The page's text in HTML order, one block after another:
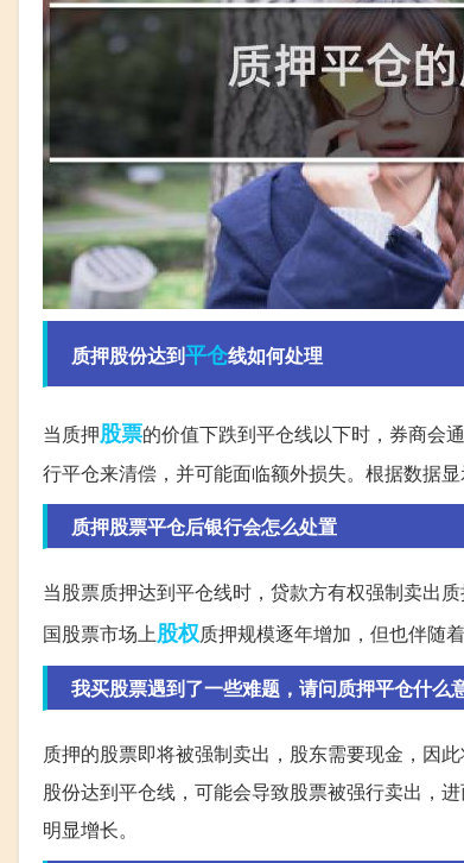
质押股份达到平仓线如何处理
当质押股票的价值下跌到平仓线以下时，券商会
行平仓来清偿，并可能面临额外损失。根据数据
质押股票平仓后银行会怎么处置
当股票质押达到平仓线时，贷款方有权强制卖出
国股票市场上股权质押规模逐年增加，但也伴随
我买股票遇到了一些难题，请问质押平仓什么
质押的股票即将被强制卖出，股东需要现金，因
股份达到平仓线，可能会导致股票被强行卖出，
明显增长。